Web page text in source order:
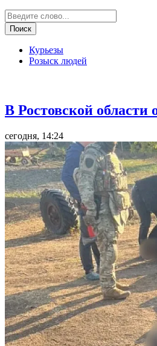
Курьезы
Розыск людей
В Ростовской области
сегодня, 14:24